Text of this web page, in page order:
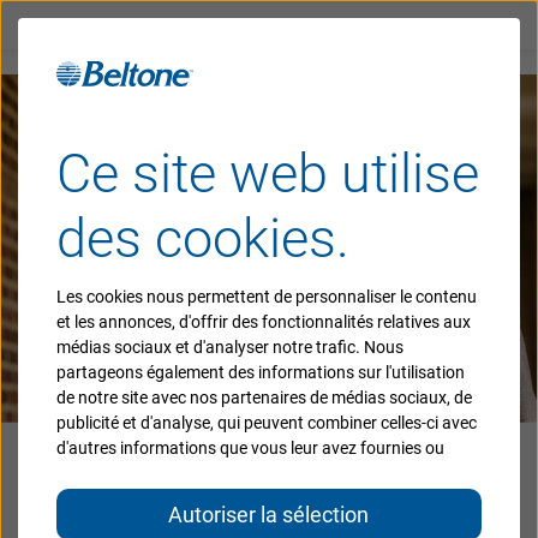
Ce site web utilise
des cookies.
Les cookies nous permettent de personnaliser le contenu
et les annonces, d'offrir des fonctionnalités relatives aux
médias sociaux et d'analyser notre trafic. Nous
partageons également des informations sur l'utilisation
de notre site avec nos partenaires de médias sociaux, de
publicité et d'analyse, qui peuvent combiner celles-ci avec
d'autres informations que vous leur avez fournies ou
services.
Autoriser la sélection